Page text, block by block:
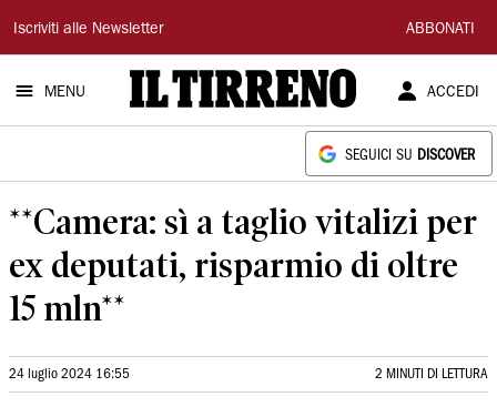
Il
Tirreno
Iscriviti alle Newsletter ABBONATI
MENU ACCEDI
SEGUICI SU DISCOVER
**Camera: sì a taglio vitalizi per
ex deputati, risparmio di oltre
15 mln**
24 luglio 2024 16:55 2 MINUTI DI LETTURA